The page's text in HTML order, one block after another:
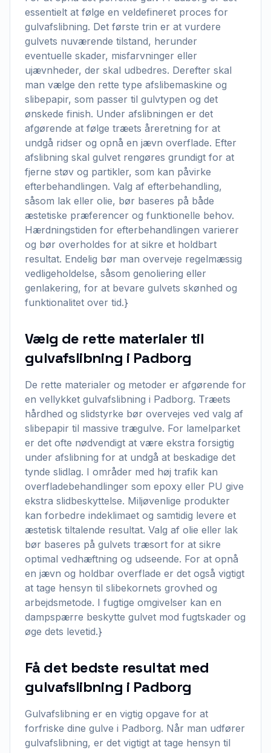
essentielt at følge en veldefineret proces for
gulvafslibning. Det første trin er at vurdere
gulvets nuværende tilstand, herunder
eventuelle skader, misfarvninger eller
ujævnheder, der skal udbedres. Derefter skal
man vælge den rette type afslibemaskine og
slibepapir, som passer til gulvtypen og det
ønskede finish. Under afslibningen er det
afgørende at følge træets åreretning for at
undgå ridser og opnå en jævn overflade. Efter
afslibning skal gulvet rengøres grundigt for at
fjerne støv og partikler, som kan påvirke
efterbehandlingen. Valg af efterbehandling,
såsom lak eller olie, bør baseres på både
æstetiske præferencer og funktionelle behov.
Hærdningstiden for efterbehandlingen varierer
og bør overholdes for at sikre et holdbart
resultat. Endelig bør man overveje regelmæssig
vedligeholdelse, såsom genoliering eller
genlakering, for at bevare gulvets skønhed og
funktionalitet over tid.}
Vælg de rette materialer til
gulvafslibning i Padborg
De rette materialer og metoder er afgørende for
en vellykket gulvafslibning i Padborg. Træets
hårdhed og slidstyrke bør overvejes ved valg af
slibepapir til massive trægulve. For lamelparket
er det ofte nødvendigt at være ekstra forsigtig
under afslibning for at undgå at beskadige det
tynde slidlag. I områder med høj trafik kan
overfladebehandlinger som epoxy eller PU give
ekstra slidbeskyttelse. Miljøvenlige produkter
kan forbedre indeklimaet og samtidig levere et
æstetisk tiltalende resultat. Valg af olie eller lak
bør baseres på gulvets træsort for at sikre
optimal vedhæftning og udseende. For at opnå
en jævn og holdbar overflade er det også vigtigt
at tage hensyn til slibekornets grovhed og
arbejdsmetode. I fugtige omgivelser kan en
dampspærre beskytte gulvet mod fugtskader og
øge dets levetid.}
Få det bedste resultat med
gulvafslibning i Padborg
Gulvafslibning er en vigtig opgave for at
forfriske dine gulve i Padborg. Når man udfører
gulvafslibning, er det vigtigt at tage hensyn til